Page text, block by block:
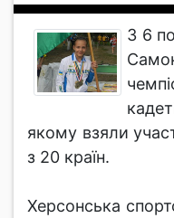
З 6
якому взяли
з 20 країн.
Херсонська